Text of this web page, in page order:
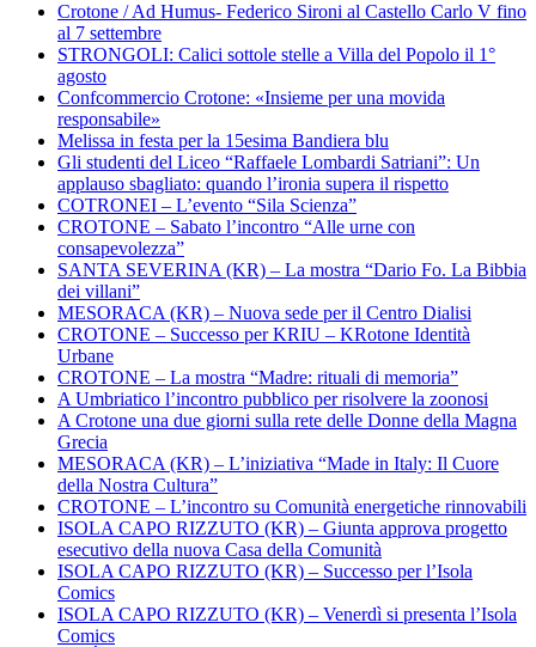
Crotone / Ad Humus- Federico Sironi al Castello Carlo V fino
al 7 settembre
STRONGOLI: Calici sottole stelle a Villa del Popolo il 1°
agosto
Confcommercio Crotone: «Insieme per una movida
responsabile»
Melissa in festa per la 15esima Bandiera blu
Gli studenti del Liceo “Raffaele Lombardi Satriani”: Un
applauso sbagliato: quando l’ironia supera il rispetto
COTRONEI – L’evento “Sila Scienza”
CROTONE – Sabato l’incontro “Alle urne con
consapevolezza”
SANTA SEVERINA (KR) – La mostra “Dario Fo. La Bibbia
dei villani”
MESORACA (KR) – Nuova sede per il Centro Dialisi
CROTONE – Successo per KRIU – KRotone Identità
Urbane
CROTONE – La mostra “Madre: rituali di memoria”
A Umbriatico l’incontro pubblico per risolvere la zoonosi
A Crotone una due giorni sulla rete delle Donne della Magna
Grecia
MESORACA (KR) – L’iniziativa “Made in Italy: Il Cuore
della Nostra Cultura”
CROTONE – L’incontro su Comunità energetiche rinnovabili
ISOLA CAPO RIZZUTO (KR) – Giunta approva progetto
esecutivo della nuova Casa della Comunità
ISOLA CAPO RIZZUTO (KR) – Successo per l’Isola
Comics
ISOLA CAPO RIZZUTO (KR) – Venerdì si presenta l’Isola
Comics